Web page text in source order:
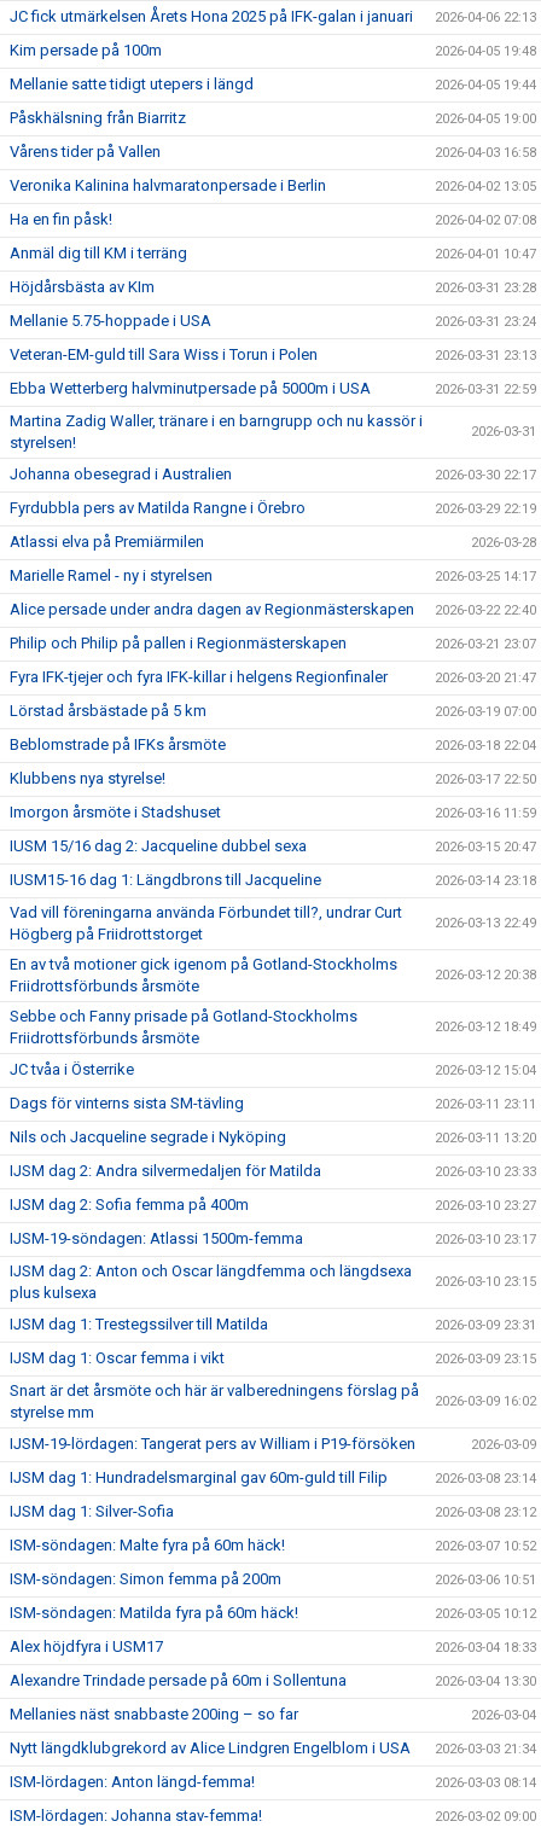
JC fick utmärkelsen Årets Hona 2025 på IFK-galan i januari 2026-04-06 22:13
Kim persade på 100m 2026-04-05 19:48
Mellanie satte tidigt utepers i längd 2026-04-05 19:44
Påskhälsning från Biarritz 2026-04-05 19:00
Vårens tider på Vallen 2026-04-03 16:58
Veronika Kalinina halvmaratonpersade i Berlin 2026-04-02 13:05
Ha en fin påsk! 2026-04-02 07:08
Anmäl dig till KM i terräng 2026-04-01 10:47
Höjdårsbästa av KIm 2026-03-31 23:28
Mellanie 5.75-hoppade i USA 2026-03-31 23:24
Veteran-EM-guld till Sara Wiss i Torun i Polen 2026-03-31 23:13
Ebba Wetterberg halvminutpersade på 5000m i USA 2026-03-31 22:59
Martina Zadig Waller, tränare i en barngrupp och nu kassör i
styrelsen!
2026-03-31
Johanna obesegrad i Australien 2026-03-30 22:17
Fyrdubbla pers av Matilda Rangne i Örebro 2026-03-29 22:19
Atlassi elva på Premiärmilen 2026-03-28
Marielle Ramel - ny i styrelsen 2026-03-25 14:17
Alice persade under andra dagen av Regionmästerskapen 2026-03-22 22:40
Philip och Philip på pallen i Regionmästerskapen 2026-03-21 23:07
Fyra IFK-tjejer och fyra IFK-killar i helgens Regionfinaler 2026-03-20 21:47
Lörstad årsbästade på 5 km 2026-03-19 07:00
Beblomstrade på IFKs årsmöte 2026-03-18 22:04
Klubbens nya styrelse! 2026-03-17 22:50
Imorgon årsmöte i Stadshuset 2026-03-16 11:59
IUSM 15/16 dag 2: Jacqueline dubbel sexa 2026-03-15 20:47
IUSM15-16 dag 1: Längdbrons till Jacqueline 2026-03-14 23:18
Vad vill föreningarna använda Förbundet till?, undrar Curt
Högberg på Friidrottstorget
2026-03-13 22:49
En av två motioner gick igenom på Gotland-Stockholms
Friidrottsförbunds årsmöte
2026-03-12 20:38
Sebbe och Fanny prisade på Gotland-Stockholms
Friidrottsförbunds årsmöte
2026-03-12 18:49
JC tvåa i Österrike 2026-03-12 15:04
Dags för vinterns sista SM-tävling 2026-03-11 23:11
Nils och Jacqueline segrade i Nyköping 2026-03-11 13:20
IJSM dag 2: Andra silvermedaljen för Matilda 2026-03-10 23:33
IJSM dag 2: Sofia femma på 400m 2026-03-10 23:27
IJSM-19-söndagen: Atlassi 1500m-femma 2026-03-10 23:17
IJSM dag 2: Anton och Oscar längdfemma och längdsexa
plus kulsexa
2026-03-10 23:15
IJSM dag 1: Trestegssilver till Matilda 2026-03-09 23:31
IJSM dag 1: Oscar femma i vikt 2026-03-09 23:15
Snart är det årsmöte och här är valberedningens förslag på
styrelse mm
2026-03-09 16:02
IJSM-19-lördagen: Tangerat pers av William i P19-försöken 2026-03-09
IJSM dag 1: Hundradelsmarginal gav 60m-guld till Filip 2026-03-08 23:14
IJSM dag 1: Silver-Sofia 2026-03-08 23:12
ISM-söndagen: Malte fyra på 60m häck! 2026-03-07 10:52
ISM-söndagen: Simon femma på 200m 2026-03-06 10:51
ISM-söndagen: Matilda fyra på 60m häck! 2026-03-05 10:12
Alex höjdfyra i USM17 2026-03-04 18:33
Alexandre Trindade persade på 60m i Sollentuna 2026-03-04 13:30
Mellanies näst snabbaste 200ing – so far 2026-03-04
Nytt längdklubgrekord av Alice Lindgren Engelblom i USA 2026-03-03 21:34
ISM-lördagen: Anton längd-femma! 2026-03-03 08:14
ISM-lördagen: Johanna stav-femma! 2026-03-02 09:00